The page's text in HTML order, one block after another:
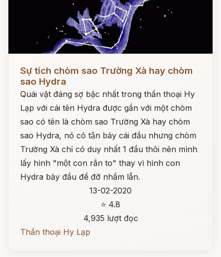
Sự tích chòm sao Trường Xà hay chòm
sao Hydra
Quái vật đáng sợ bậc nhất trong thần thoại Hy
Lạp với cái tên Hydra được gắn với một chòm
sao có tên là chòm sao Trường Xà hay chòm
sao Hydra, nó có tận bảy cái đầu nhưng chòm
Trường Xà chỉ có duy nhất 1 đầu thôi nên mình
lấy hình "một con rắn to" thay vì hình con
Hydra bảy đầu để đỡ nhầm lẫn.
13-02-2020
⭐ 4.8
4,935 lượt đọc
Thần thoại Hy Lạp